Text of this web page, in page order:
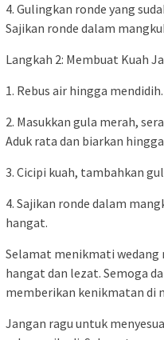
4. Gulingkan ronde yang
Sajikan ronde dalam
Langkah 2: Membuat Kuah
1. Rebus air hingga mendidih.
2. Masukkan gula merah,
Aduk rata dan biarkan
3. Cicipi kuah, tambahkan
4. Sajikan ronde dalam
hangat.
Selamat menikmati wedang
hangat dan lezat. Semoga
memberikan kenikmatan di
Jangan ragu untuk